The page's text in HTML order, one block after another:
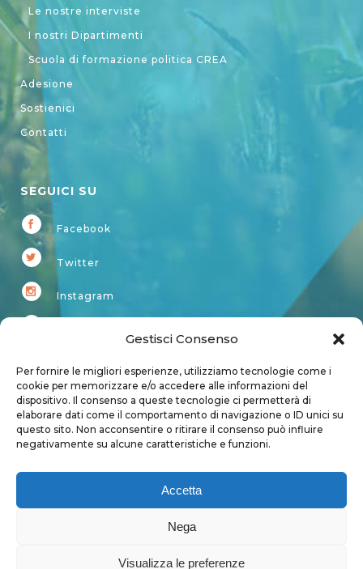
Gestisci Consenso
Per fornire le migliori esperienze, utilizziamo tecnologie come i
cookie per memorizzare e/o accedere alle informazioni del
dispositivo. Il consenso a queste tecnologie ci permetterà di
elaborare dati come il comportamento di navigazione o ID unici su
questo sito. Non acconsentire o ritirare il consenso può influire
negativamente su alcune caratteristiche e funzioni.
Accetta
Nega
Visualizza le preferenze
Le nostre interviste
I nostri Dipartimenti
Scuola di formazione politica CREA
Adesione
Sostienici
Contatti
SEGUICI SU
Facebook
Twitter
Instagram
Account
Login
User page